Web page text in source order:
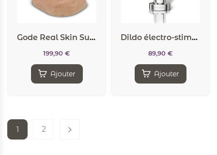
Gode Real Skin Suprème Model 1 flesh 30 x 9,9 cm – SilexD
199,90 €
Ajouter
Dildo électro-stimulation O(h!)-thello – Mystim
89,90 €
Ajouter
1 2